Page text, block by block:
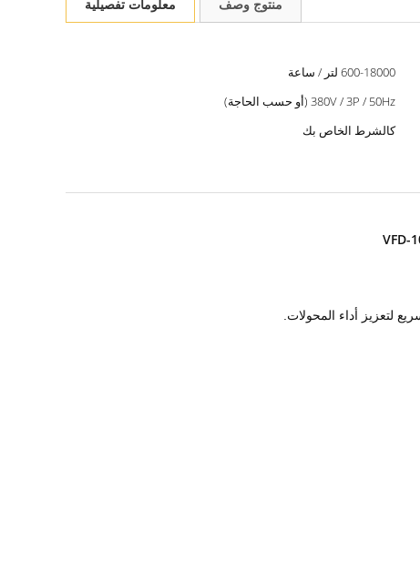
معلومات تفصيلية منتوج وصف
600-18000 لتر / ساعة
380V / 3P / 50Hz (أو حسب الحاجة)
كالشرط الخاص بك
لتعزيز أداء المحولات.